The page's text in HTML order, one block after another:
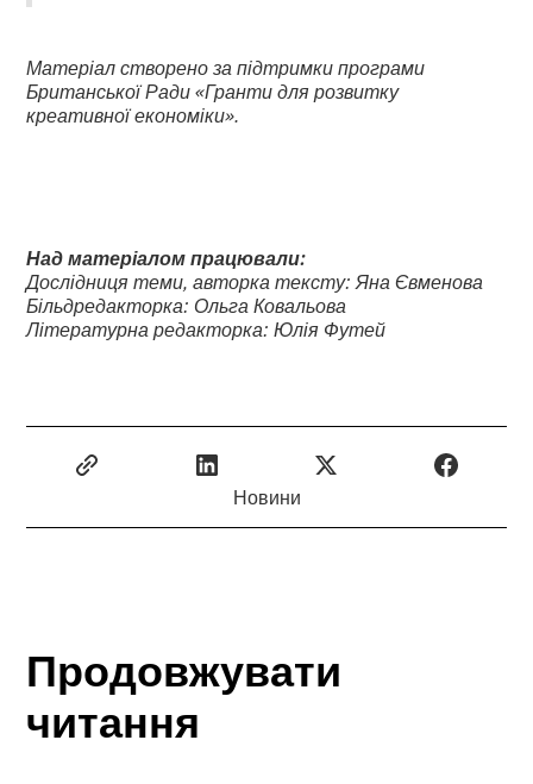
Матеріал створено за підтримки програми
Британської Ради «Гранти для розвитку
креативної економіки».
Над матеріалом працювали:
Дослідниця теми, авторка тексту: Яна Євменова
Більдредакторка: Ольга Ковальова
Літературна редакторка: Юлія Футей
Новини
Продовжувати
читання